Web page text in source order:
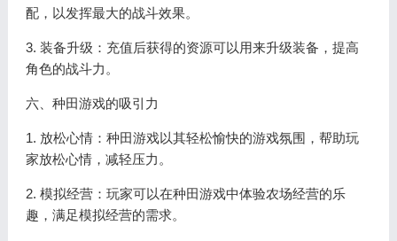
配，以发挥最大的战斗效果。
3. 装备升级：充值后获得的资源可以用来升级装备，提高
角色的战斗力。
六、种田游戏的吸引力
1. 放松心情：种田游戏以其轻松愉快的游戏氛围，帮助玩
家放松心情，减轻压力。
2. 模拟经营：玩家可以在种田游戏中体验农场经营的乐
趣，满足模拟经营的需求。